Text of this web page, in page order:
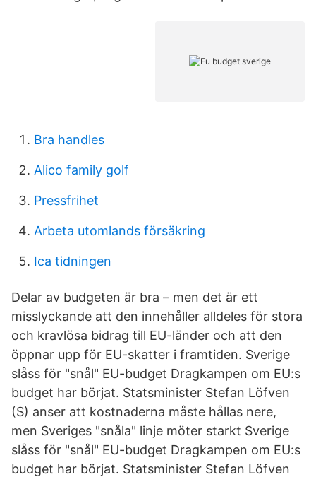
Bra handles
Alico family golf
Pressfrihet
Arbeta utomlands försäkring
Ica tidningen
Delar av budgeten är bra – men det är ett
misslyckande att den innehåller alldeles för stora
och kravlösa bidrag till EU-länder och att den
öppnar upp för EU-skatter i framtiden. Sverige
slåss för "snål" EU-budget Dragkampen om EU:s
budget har börjat. Statsminister Stefan Löfven
(S) anser att kostnaderna måste hållas nere,
men Sveriges "snåla" linje möter starkt Sverige
slåss för "snål" EU-budget Dragkampen om EU:s
budget har börjat. Statsminister Stefan Löfven